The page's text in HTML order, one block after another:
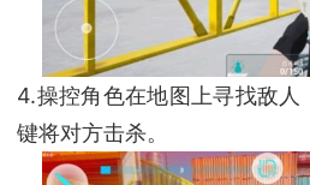
4.操控角色在地图上寻找敌
键将对方击杀。